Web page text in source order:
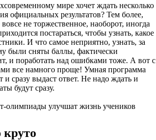
мире хочет ждать несколько
официальных результатов? Тем более,
не торжественное, наоборот, иногда
постараться, чтобы узнать, какое
И что самое неприятно, узнать, за
были сняты баллы, фактически
и поработать над ошибками тоже. А вот с
все намного проще! Умная программа
и сразу выдаст ответ. Не надо ждать и
будут сразу.
круто